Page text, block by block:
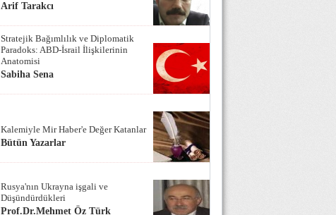
Arif Tarakcı
Stratejik Bağımlılık ve Diplomatik
Paradoks: ABD-İsrail İlişkilerinin
Anatomisi
Sabiha Sena
Kalemiyle Mir Haber'e Değer Katanlar
Bütün Yazarlar
Rusya'nın Ukrayna işgali ve
Düşündürdükleri
Prof.Dr.Mehmet Öz Türk